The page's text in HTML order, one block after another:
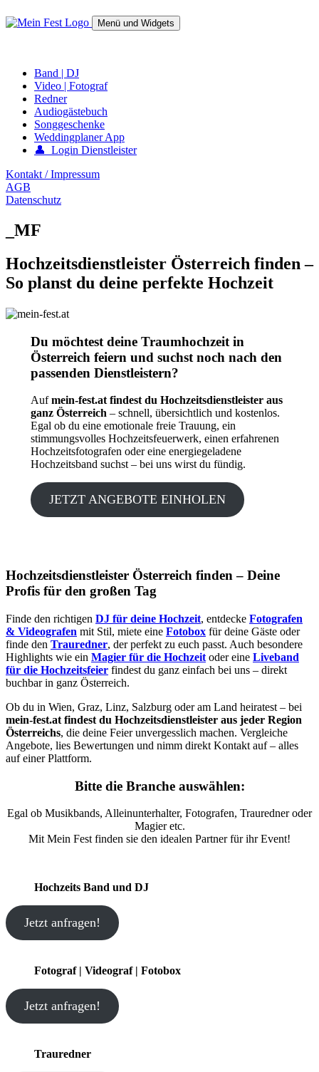
zum
Menü und Widgets
Band | DJ
Video | Fotograf
Redner
Audiogästebuch
Songgeschenke
Weddingplaner App
👤 Login Dienstleister
Kontakt / Impressum
AGB
Datenschutz
_MF
Hochzeitsdienstleister Österreich finden –
So planst du deine perfekte Hochzeit
Du möchtest deine Traumhochzeit in
Österreich feiern und suchst noch nach den
passenden Dienstleistern?
Aufmein-fest.at findest du Hochzeitsdienstleister aus
ganz Österreich– schnell, übersichtlich und kostenlos.
Egal ob du eine emotionale freie Trauung, ein
stimmungsvolles Hochzeitsfeuerwerk, einen erfahrenen
Hochzeitsfotografen oder eine energiegeladene
Hochzeitsband suchst – bei uns wirst du fündig.
JETZT ANGEBOTE EINHOLEN
Hochzeitsdienstleister Österreich finden – Deine
Profis für den großen Tag
Finde den richtigen DJ für deine Hochzeit, entdecke Fotografen
& Videografen mit Stil, miete eine Fotobox für deine Gäste oder
finde den Trauredner, der perfekt zu euch passt. Auch besondere
Highlights wie ein Magier für die Hochzeit oder eine Liveband
für die Hochzeitsfeier findest du ganz einfach bei uns – direkt
buchbar in ganz Österreich.
Ob du in Wien, Graz, Linz, Salzburg oder am Land heiratest – bei
mein-fest.at findest du Hochzeitsdienstleister aus jeder Region
Österreichs, die deine Feier unvergesslich machen. Vergleiche
Angebote, lies Bewertungen und nimm direkt Kontakt auf – alles
auf einer Plattform.
Bitte die Branche auswählen:
Egal ob Musikbands, Alleinunterhalter, Fotografen, Trauredner oder
Magier etc.
Mit Mein Fest finden sie den idealen Partner für ihr Event!
Hochzeits Band und DJ
Jetzt anfragen!
Fotograf | Videograf | Fotobox
Jetzt anfragen!
Trauredner